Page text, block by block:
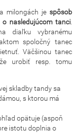
milongách je spôsob
nasledujúcom tanci.
diaľku vybranému
spoločný tanec
Väčšinou tanec
urobiť resp. tomu
skladby tandy sa
s ktorou má
opätuje (aspoň
istotu doplnia o